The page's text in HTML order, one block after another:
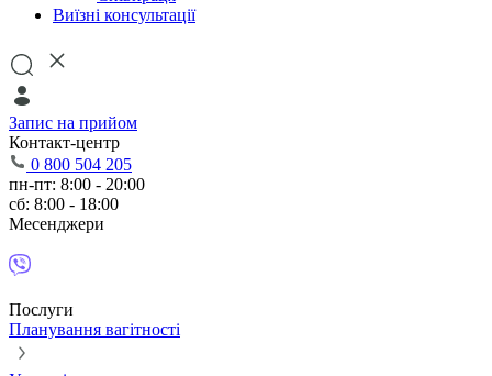
Виїзні консультації
Запис на прийом
Контакт-центр
0 800 504 205
пн-пт: 8:00 - 20:00
сб: 8:00 - 18:00
Месенджери
Послуги
Планування вагітності